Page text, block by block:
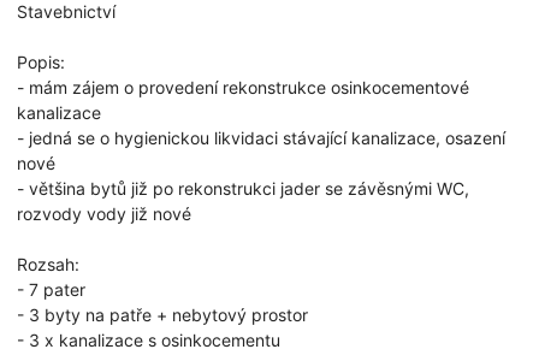
Stavebnictví
Popis:
- mám zájem o provedení rekonstrukce osinkocementové
kanalizace
- jedná se o hygienickou likvidaci stávající kanalizace, osazení
nové
- většina bytů již po rekonstrukci jader se závěsnými WC,
rozvody vody již nové
Rozsah:
- 7 pater
- 3 byty na patře + nebytový prostor
- 3 x kanalizace s osinkocementu